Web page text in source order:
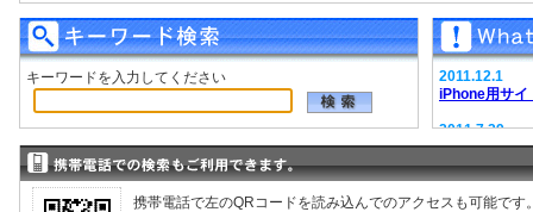
キーワードを入力してください
2011.12.1
iPhone用サイ
2011.7.29
EV充電器情
2008.9.12
駐車場検索サ
携帯電話で左のQRコードを読み込んでのアクセスも可能です